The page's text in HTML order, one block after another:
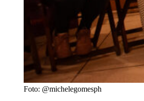
Foto: @michelegomesph